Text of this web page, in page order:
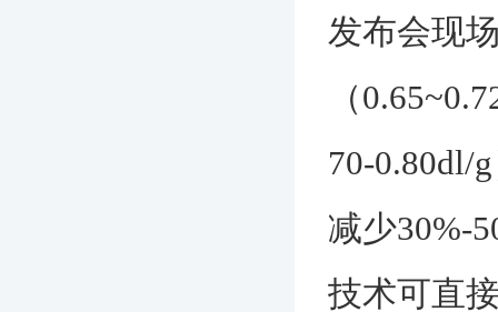
发布会现
（
70-0.80dl/
减少30%-
技术可直